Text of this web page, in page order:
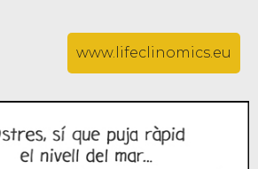
www.lifeclinomics.eu